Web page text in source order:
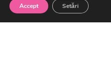
bilanț: educația
Accept Setări